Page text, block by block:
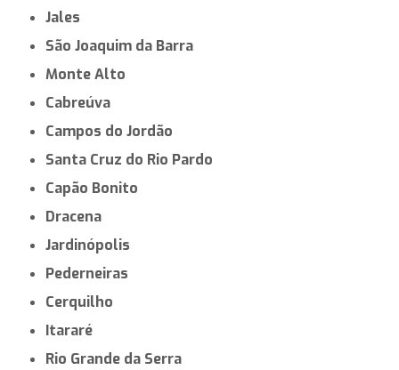
Jales
São Joaquim da Barra
Monte Alto
Cabreúva
Campos do Jordão
Santa Cruz do Rio Pardo
Capão Bonito
Dracena
Jardinópolis
Pederneiras
Cerquilho
Itararé
Rio Grande da Serra